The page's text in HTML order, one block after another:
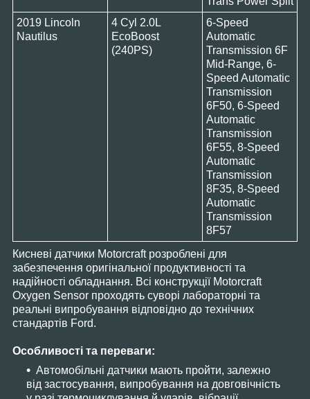
2019 Lincoln
Nautilus
4 Cyl 2.0L
EcoBoost
(240PS)
6-Speed
Automatic
Transmission 6F
Mid-Range, 6-
Speed Automatic
Transmission
6F50, 6-Speed
Automatic
Transmission
6F55, 8-Speed
Automatic
Transmission
8F35, 8-Speed
Automatic
Transmission
8F57
Кисневі датчики Motorcraft розроблені для
забезпечення оригінальної продуктивності та
надійності обладнання. Всі конструкції Motorcraft
Oxygen Sensor проходять суворі лабораторні та
реальні випробування відповідно до технічних
стандартів Ford.
Особливості та переваги:
Автомобільні датчики мають пройти, залежно
від застосування, випробування на довговічність